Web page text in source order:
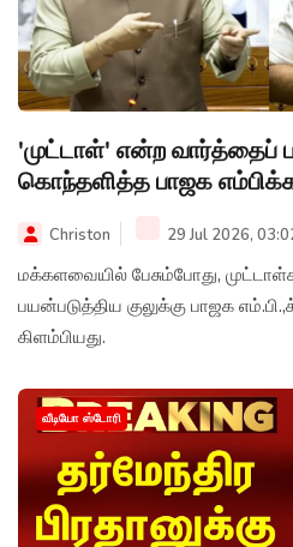
'முட்டாள்' என்ற வார்த்தைப்
கொந்தளித்த பாஜக
Christon 29 Jul 2026,
மக்களவையில் பேசும்போது,
பயன்படுத்திய குலுக்கு பாஜக
கிளம்பியது.
வீடியோ ஸ்டோரி